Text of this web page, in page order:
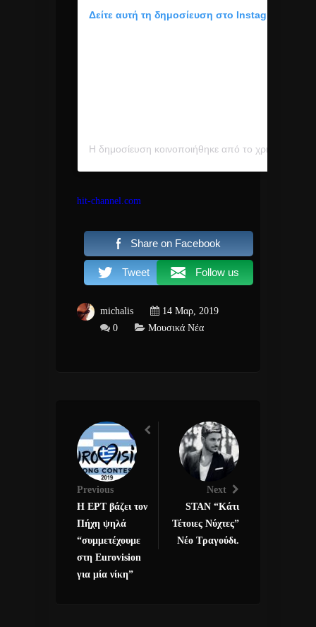
Δείτε αυτή τη δημοσίευση στο Instagram.
hit-channel.com
Share on Facebook
Tweet Follow us
michalis
14 Μαρ, 2019
0
Μουσικά Νέα
Previous
Η ΕΡΤ βάζει τον
Πήχη ψηλά
“συμμετέχουμε
στη Eurovision
για μία νίκη”
Next
STAN “Κάτι
Τέτοιες Νύχτες”
Νέο Τραγούδι.